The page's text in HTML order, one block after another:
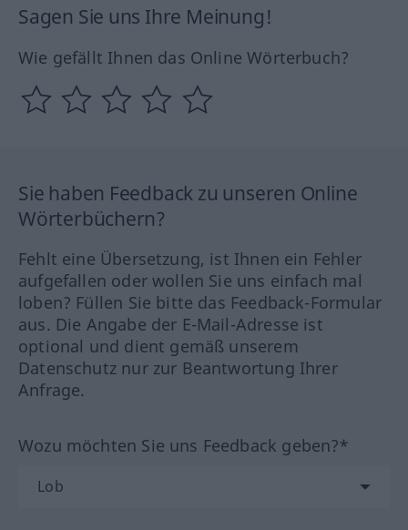
Sagen Sie uns Ihre Meinung!
Wie gefällt Ihnen das Online Wörterbuch?
Sie haben Feedback zu unseren Online
Wörterbüchern?
Fehlt eine Übersetzung, ist Ihnen ein Fehler
aufgefallen oder wollen Sie uns einfach mal
loben? Füllen Sie bitte das Feedback-Formular
aus. Die Angabe der E-Mail-Adresse ist
optional und dient gemäß unserem
Datenschutz nur zur Beantwortung Ihrer
Anfrage.
Wozu möchten Sie uns Feedback geben?*